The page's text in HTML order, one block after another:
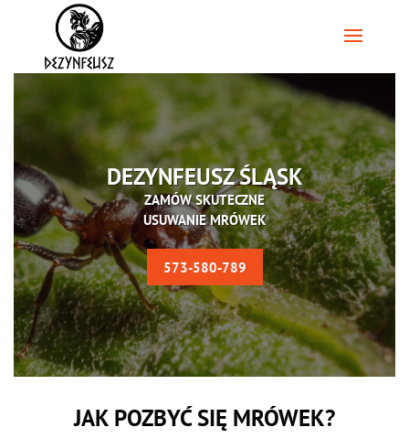
DEZYNFEUSZ ŚLĄSK
ZAMÓW SKUTECZNE
USUWANIE MRÓWEK
573-580-789
JAK POZBYĆ SIĘ MRÓWEK?